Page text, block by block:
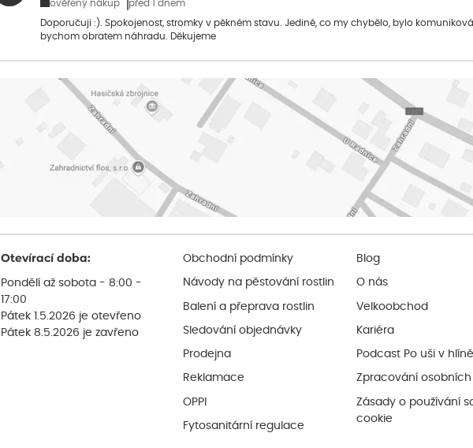
ověřený nákup před 1 dnem
Doporučuji :). Spokojenost, stromky v pěkném stavu. Jediné, co my chybělo, bylo
bychom obratem náhradu. Děkujeme
Otevírací doba:
Pondělí až sobota - 8:00 -
17:00
Pátek 1.5.2026 je otevřeno
Pátek 8.5.2026 je zavřeno
Obchodní podmínky
Návody na pěstování rostlin
Balení a přeprava rostlin
Sledování objednávky
Prodejna
Reklamace
OPPI
Fytosanitární regulace
Blog
O nás
Velkoobchod
Kariéra
Podcast Po uši v hlíně
Zpracování
Zásady o používání
cookie